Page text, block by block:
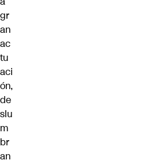
gr
an
ac
tu
aci
ón,
de
slu
m
br
an